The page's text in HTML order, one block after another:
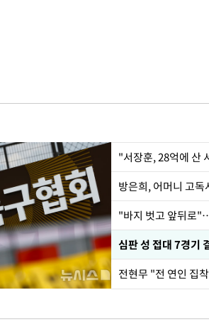
"서장훈, 28억에 산
방은희, 어머니 고
"바지 벗고 앞뒤로
심판 성 접대 7경기